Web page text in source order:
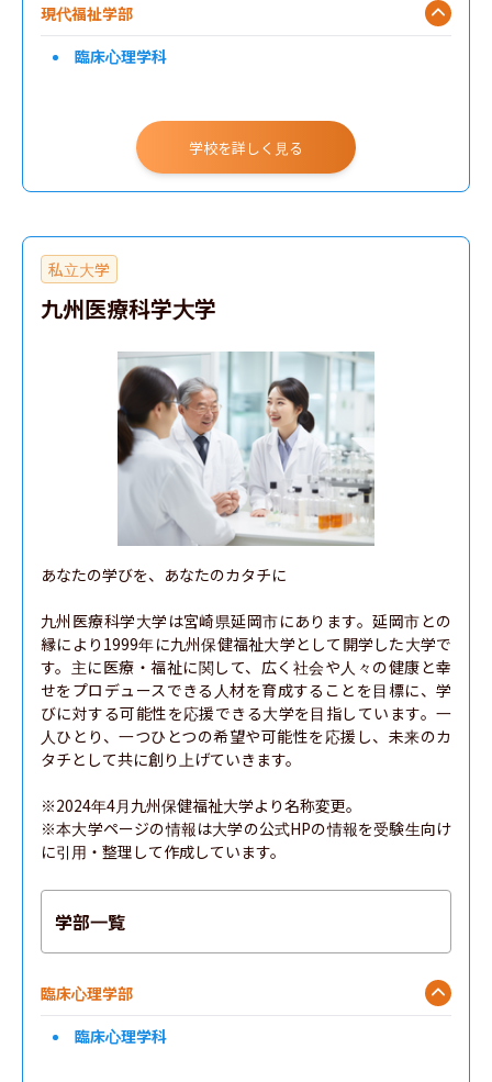
現代福祉学部
臨床心理学科
学校を詳しく見る
私立大学
九州医療科学大学
あなたの学びを、あなたのカタチに
九州医療科学大学は宮崎県延岡市にあります。延岡市との
縁により1999年に九州保健福祉大学として開学した大学で
す。主に医療・福祉に関して、広く社会や人々の健康と幸
せをプロデュースできる人材を育成することを目標に、学
びに対する可能性を応援できる大学を目指しています。一
人ひとり、一つひとつの希望や可能性を応援し、未来のカ
タチとして共に創り上げていきます。
※2024年4月九州保健福祉大学より名称変更。
※本大学ページの情報は大学の公式HPの情報を受験生向け
に引用・整理して作成しています。
学部一覧
臨床心理学部
臨床心理学科